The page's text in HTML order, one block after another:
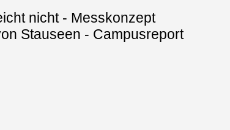
nicht - Messkonzept
Stauseen - Campusreport